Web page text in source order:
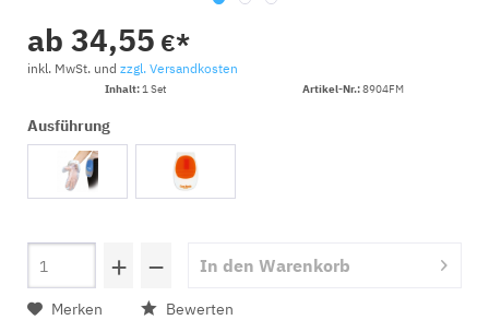
ab 34,55 €*
inkl. MwSt. und zzgl. Versandkosten
Inhalt:1 Set Artikel-Nr.:8904FM
Ausführung
+ − In den Warenkorb
Merken Bewerten